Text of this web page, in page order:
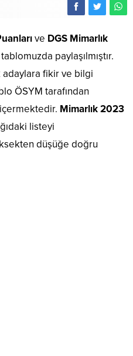
ve DGS Mimarlık
paylaşılmıştır.
adaylara fikir ve bilgi
ÖSYM tarafından
Mimarlık 2023
listeyi
düşüğe doğru